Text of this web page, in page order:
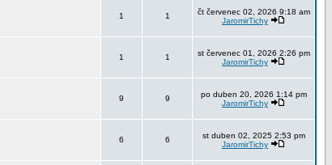
1 1
čt červenec 02, 2026 9:18 am
JaromirTichy
1 1
st červenec 01, 2026 2:26 pm
JaromirTichy
9 9
po duben 20, 2026 1:14 pm
JaromirTichy
6 6
st duben 02, 2025 2:53 pm
JaromirTichy